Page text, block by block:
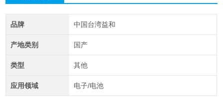
品牌 中国台湾益和
产地类别 国产
类型 其他
应用领域 电子/电池